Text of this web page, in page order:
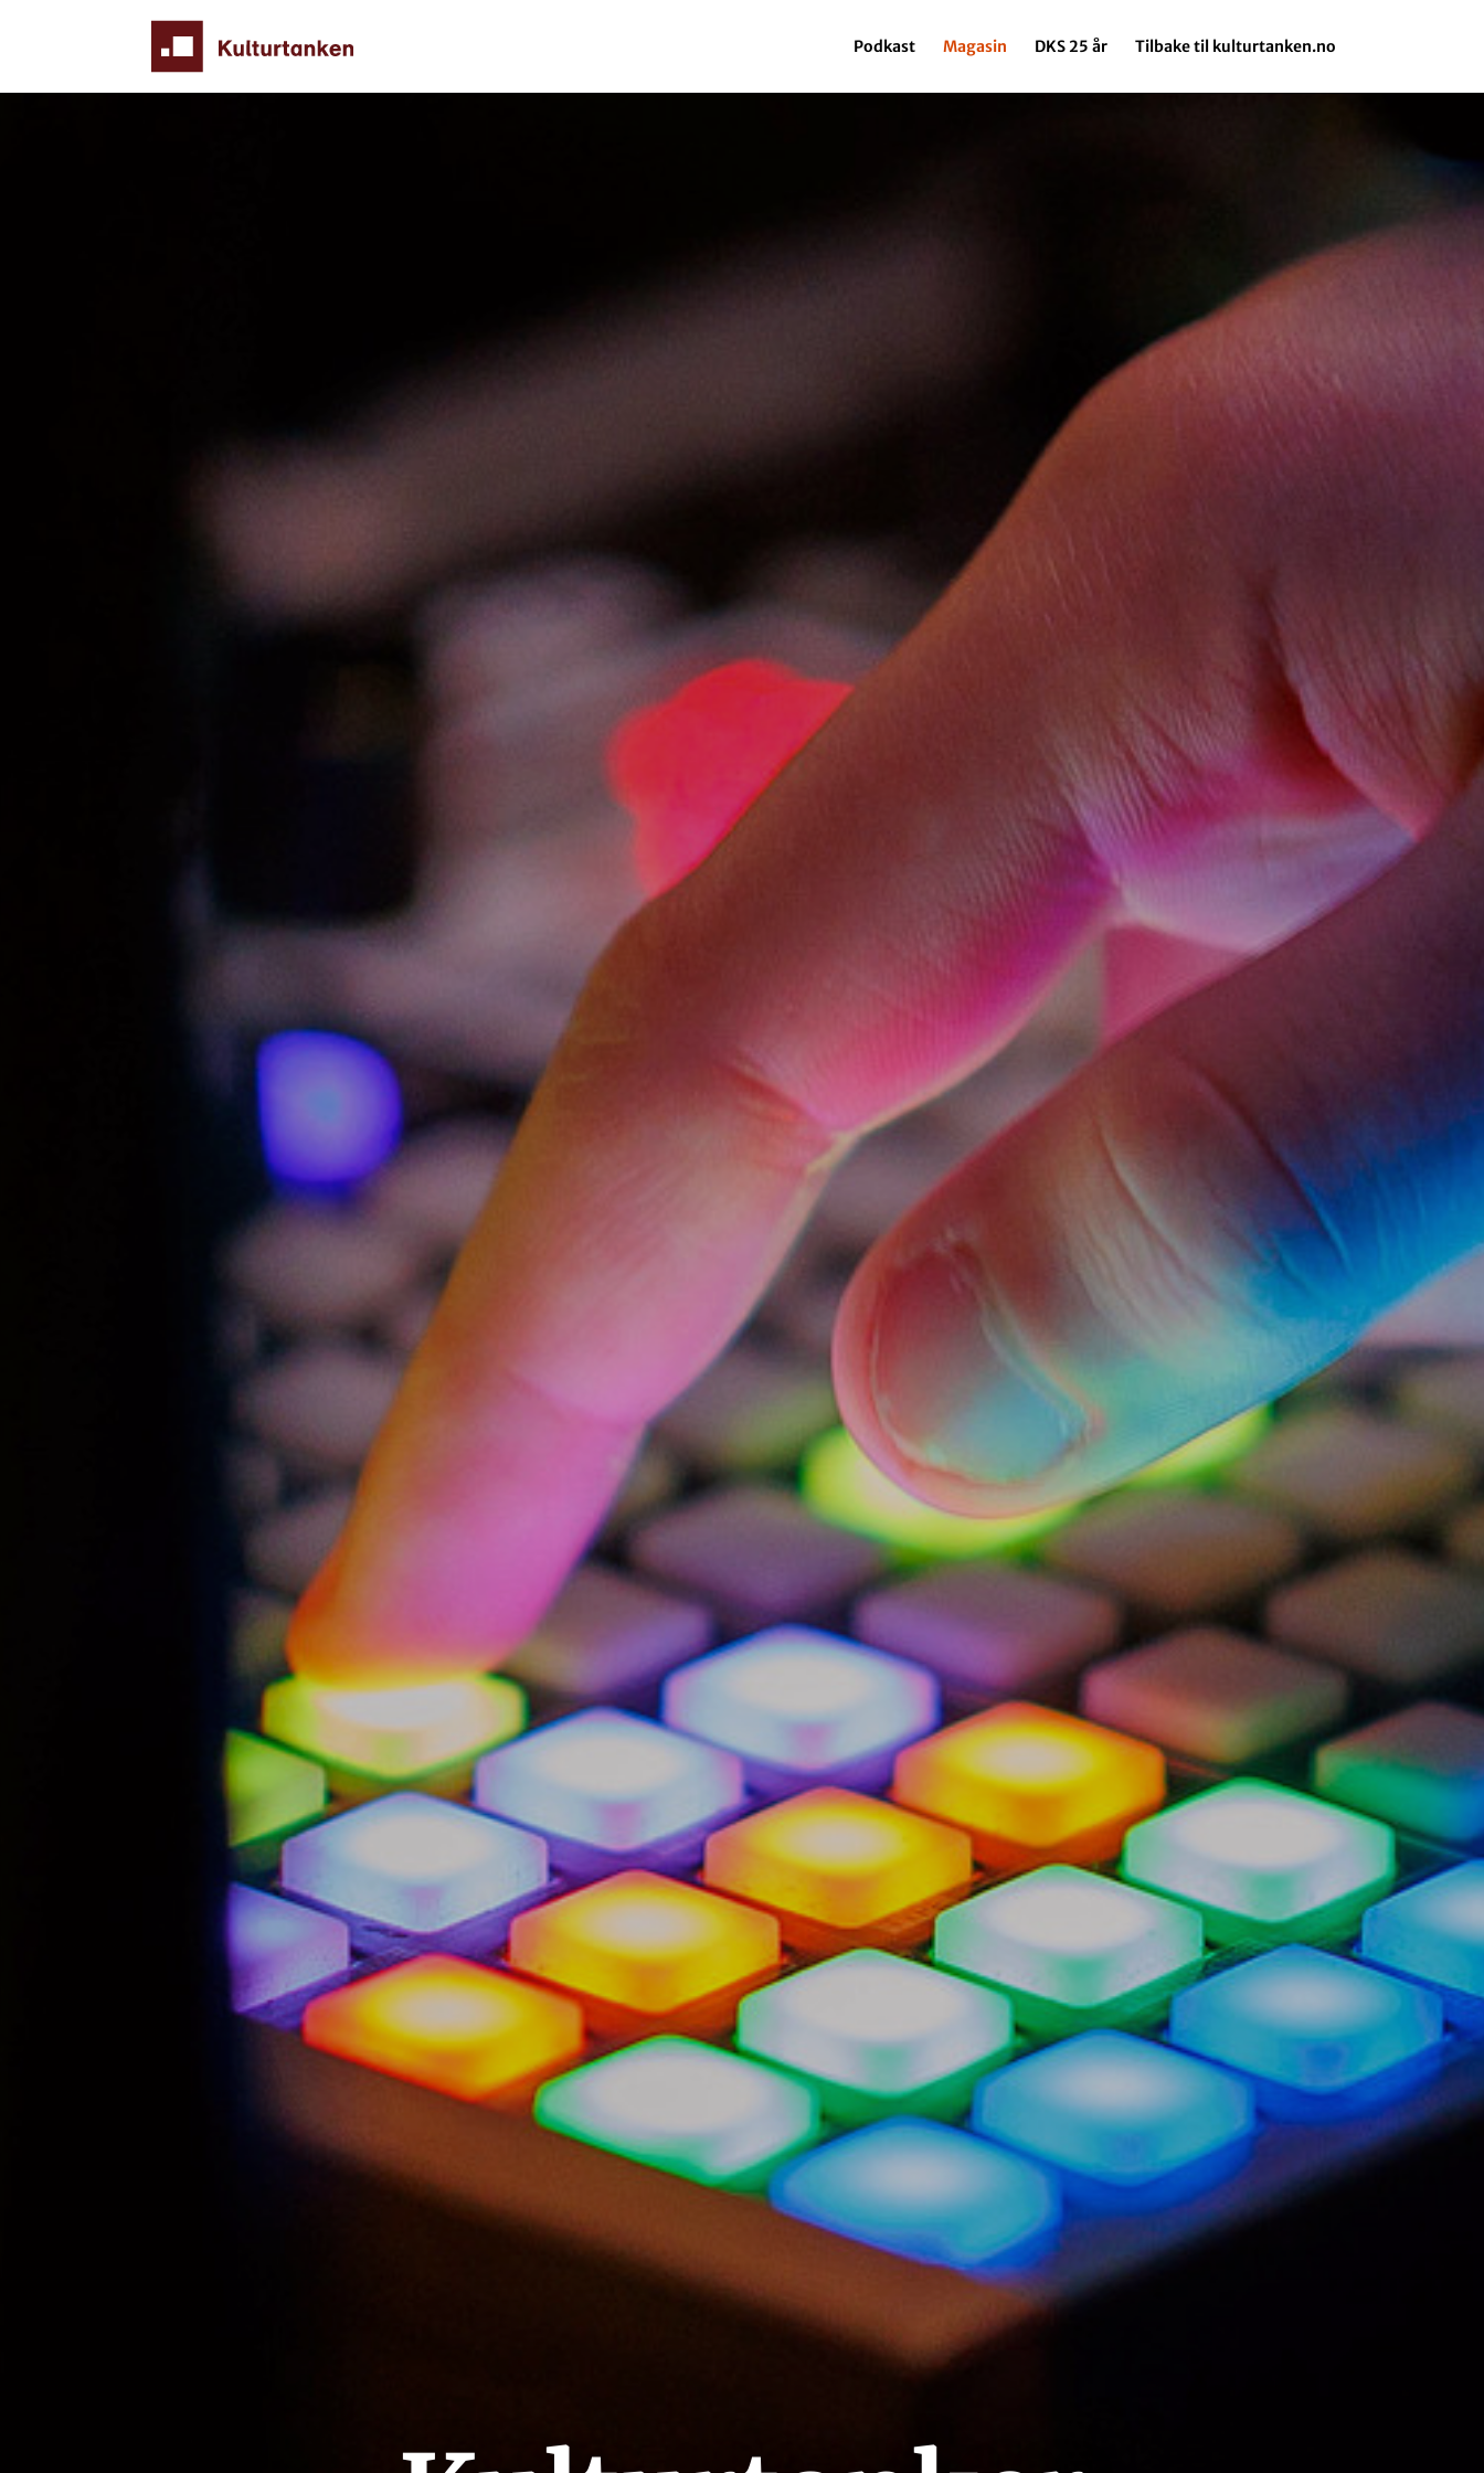
Podkast Magasin DKS 25 år Tilbake til kulturtanken.no